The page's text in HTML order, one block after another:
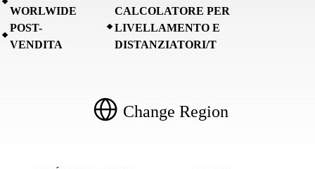
WORLWIDE
POST-
VENDITA
CALCOLATORE PER
LIVELLAMENTO E
DISTANZIATORI/T
Change Region